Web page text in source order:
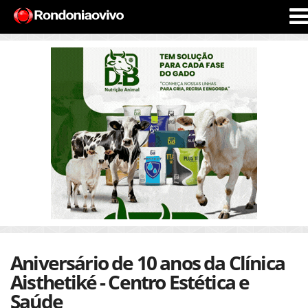
Aniversário de 10 anos da Clínica
Aisthetiké - Centro Estética e
Saúde